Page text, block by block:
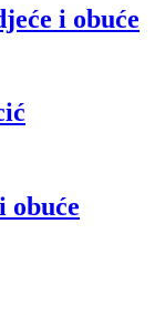
i obuće
obuće